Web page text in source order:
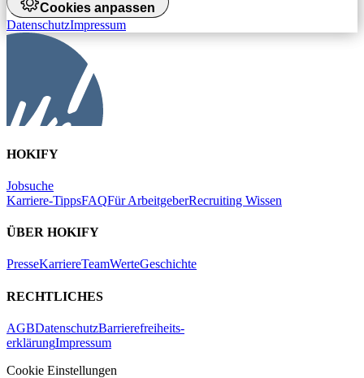
Cookies anpassen
DatenschutzImpressum
HOKIFY
Jobsuche
Karriere-TippsFAQFür ArbeitgeberRecruiting Wissen
ÜBER HOKIFY
PresseKarriereTeamWerteGeschichte
RECHTLICHES
AGBDatenschutzBarrierefreiheits-
erklärungImpressum
Cookie Einstellungen